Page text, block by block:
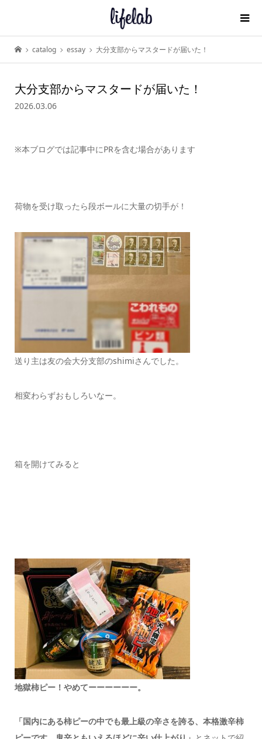
catalog essay 大分支部からマスタードが届いた！
大分支部からマスタードが届いた！
2026.03.06
※本ブログでは記事中にPRを含む場合があります
荷物を受け取ったら段ボールに大量の切手が！
送り主は友の会大分支部のshimiさんでした。
相変わらずおもしろいなー。
箱を開けてみると
地獄柿ピー！やめてーーーーーー。
「国内にある柿ピーの中でも最上級の辛さを誇る、本格激辛柿